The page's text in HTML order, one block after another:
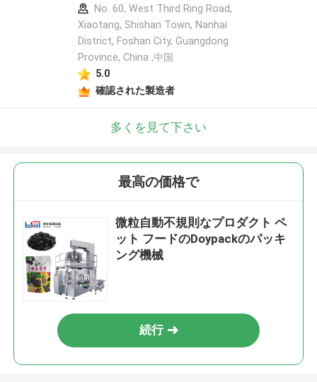
No. 60, West Third Ring Road,
Xiaotang, Shishan Town, Nanhai
District, Foshan City, Guangdong
Province, China ,中国
5.0
確認された製造者
多くを見て下さい
最高の価格で
微粒自動不規則なプロダクト ペ
ット フードのDoypackのパッキ
ング機械
続行